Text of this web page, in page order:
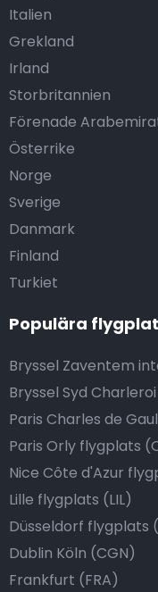
Italien
Grekland
Irland
Storbritannien
Förenade
Österrike
Norge
Sverige
Danmark
Finland
Turkiet
Populära
Bryssel Zaventem
Bryssel Syd
Paris Charles de
Paris Orly flygplats
Nice Côte d'Azur
Lille flygplats (LIL)
Düsseldorf flygplats
Dublin Köln (CGN)
Frankfurt (FRA)